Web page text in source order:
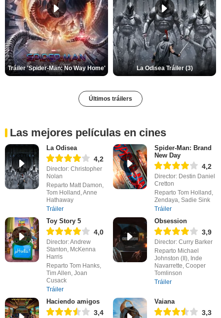
Tráiler 'Spider-Man: No Way Home' La Odisea Tráiler (3)
Últimos tráilers
Las mejores películas en cines
La Odisea
4,2
Director: Christopher
Nolan
Reparto Matt Damon,
Tom Holland, Anne
Hathaway
Tráiler
Spider-Man: Brand
New Day
4,2
Director: Destin Daniel
Cretton
Reparto Tom Holland,
Zendaya, Sadie Sink
Tráiler
Toy Story 5
4,0
Director: Andrew
Stanton, McKenna
Harris
Reparto Tom Hanks,
Tim Allen, Joan
Cusack
Tráiler
Obsession
3,9
Director: Curry Barker
Reparto Michael
Johnston (II), Inde
Navarrette, Cooper
Tomlinson
Tráiler
Haciendo amigos
3,4
Vaiana
3,3